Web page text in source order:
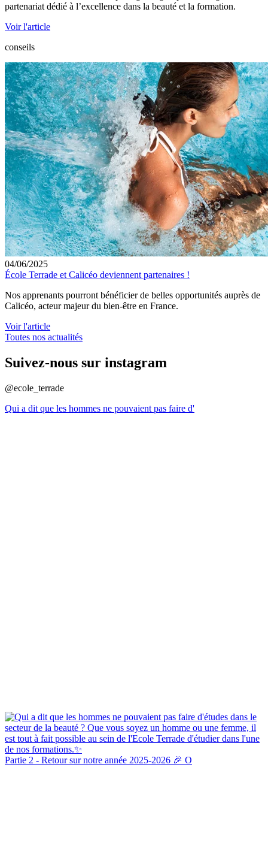
partenariat dédié à l’excellence dans la beauté et la formation.
Voir l'article
conseils
04/06/2025
École Terrade et Calicéo deviennent partenaires !
Nos apprenants pourront bénéficier de belles opportunités auprès de
Calicéo, acteur majeur du bien-être en France.
Voir l'article
Toutes nos actualités
Suivez-nous sur instagram
@ecole_terrade
Qui a dit que les hommes ne pouvaient pas faire d'
Partie 2 - Retour sur notre année 2025-2026 🎉 O